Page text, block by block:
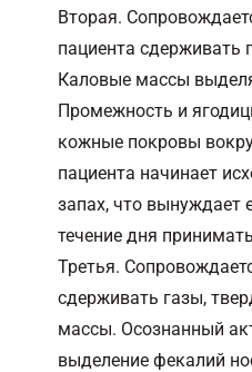
Вторая.
пациента сдерживать
Каловые массы
Промежность и
кожные покровы
пациента начинает
запах, что вынуждает
течение дня
Третья.
сдерживать газы,
массы. Осознанный
выделение фекалий